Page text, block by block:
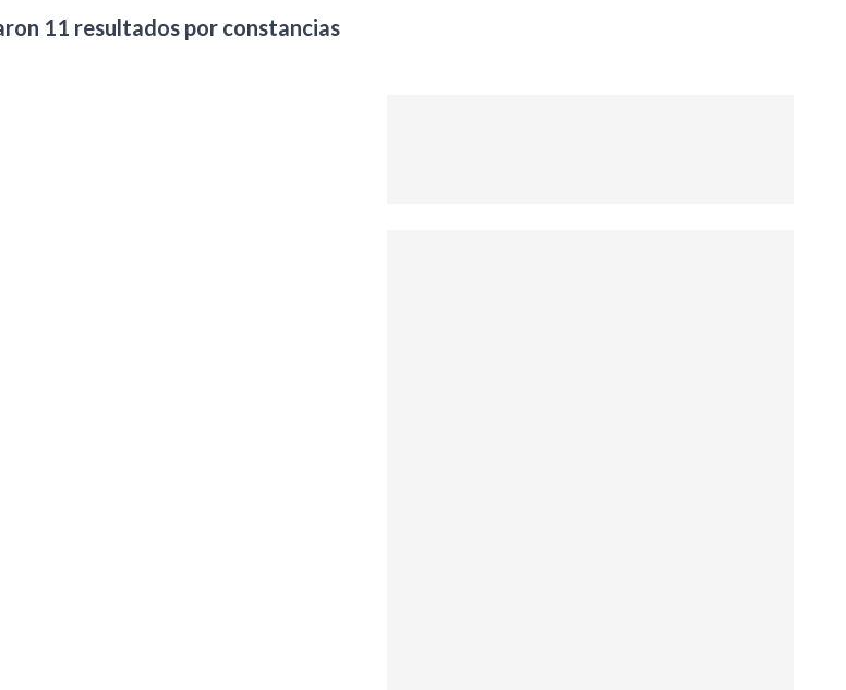
11 resultados por constancias